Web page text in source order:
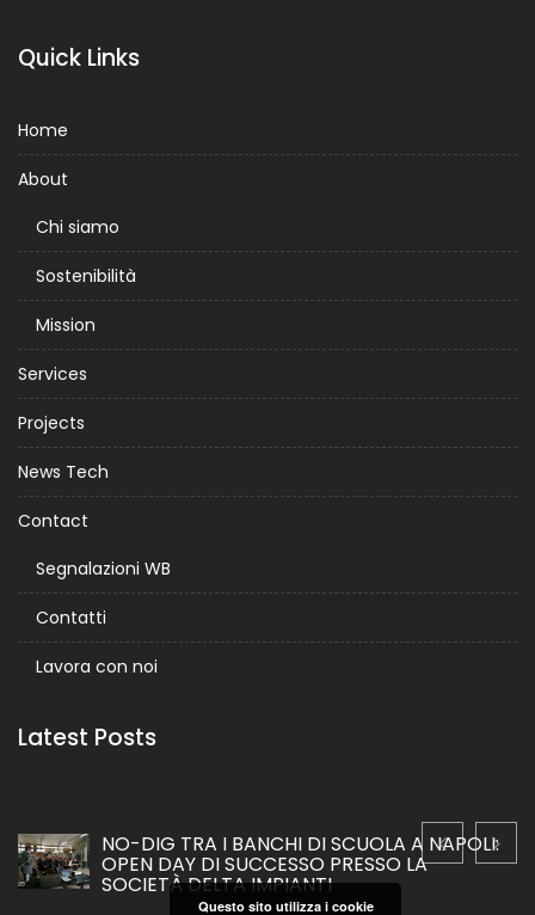
Quick Links
Home
About
Chi siamo
Sostenibilità
Mission
Services
Projects
News Tech
Contact
Segnalazioni WB
Contatti
Lavora con noi
Latest Posts
NO-DIG TRA I BANCHI DI SCUOLA A NAPOLI:
OPEN DAY DI SUCCESSO PRESSO LA
SOCIETÀ DELTA IMPIANTI
Questo sito utilizza i cookie